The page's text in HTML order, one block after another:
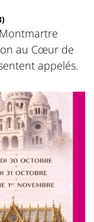
au Cœur de
appelés.